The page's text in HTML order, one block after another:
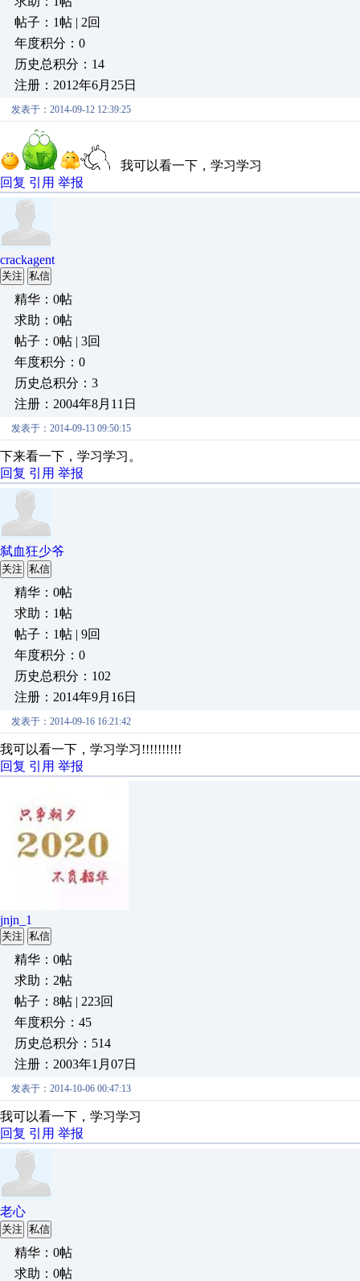
帖子：1帖 | 2回
年度积分：0
历史总积分：14
注册：2012年6月25日
发表于：2014-09-12 12:39:25
我可以看一下，学习学习
回复 引用 举报
crackagent
关注 私信
精华：0帖
求助：0帖
帖子：0帖 | 3回
年度积分：0
历史总积分：3
注册：2004年8月11日
发表于：2014-09-13 09:50:15
下来看一下，学习学习。
回复 引用 举报
弑血狂少爷
关注 私信
精华：0帖
求助：1帖
帖子：1帖 | 9回
年度积分：0
历史总积分：102
注册：2014年9月16日
发表于：2014-09-16 16:21:42
我可以看一下，学习学习!!!!!!!!!!
回复 引用 举报
jnjn_1
关注 私信
精华：0帖
求助：2帖
帖子：8帖 | 223回
年度积分：45
历史总积分：514
注册：2003年1月07日
发表于：2014-10-06 00:47:13
我可以看一下，学习学习
回复 引用 举报
老心
关注 私信
精华：0帖
求助：0帖